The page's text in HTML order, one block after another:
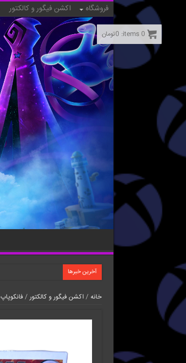
فروشگاه اکشن فیگور و کالکتور
آخرین خبرها
خانه /اکشن فیگور و کالکتور/فانکوپاپ
0
items:
0تومان